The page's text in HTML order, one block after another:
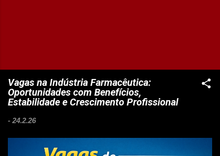
Vagas na Indústria Farmacêutica:
Oportunidades com Benefícios,
Estabilidade e Crescimento Profissional
- 24.2.26